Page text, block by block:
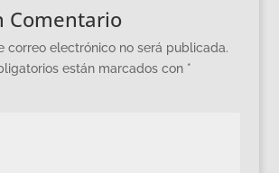
Comentario
correo electrónico no será publicada.
están marcados con *